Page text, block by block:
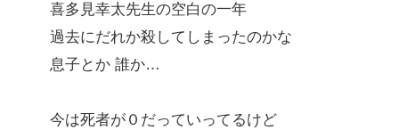
喜多見幸太先生の空白の一年
過去にだれか殺してしまったのかな
息子とか 誰か…
今は死者が０だっていってるけど